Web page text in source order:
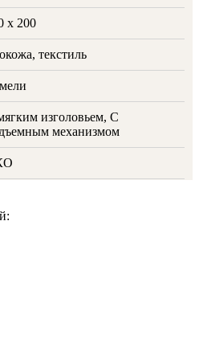
х 200
текстиль
изголовьем, С
механизмом